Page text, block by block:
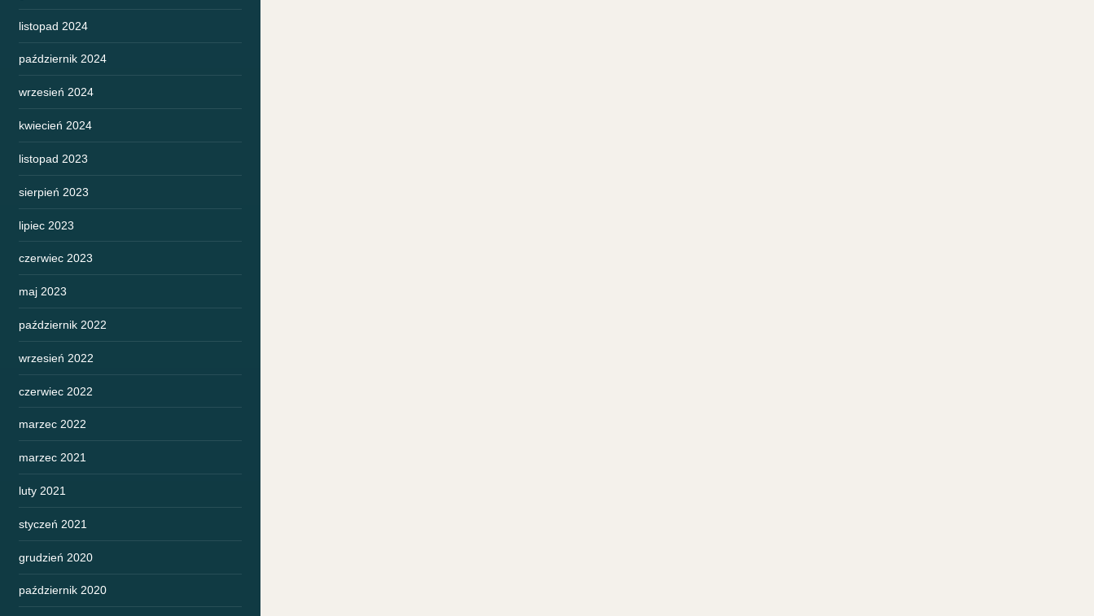
listopad 2024
październik 2024
wrzesień 2024
kwiecień 2024
listopad 2023
sierpień 2023
lipiec 2023
czerwiec 2023
maj 2023
październik 2022
wrzesień 2022
czerwiec 2022
marzec 2022
marzec 2021
luty 2021
styczeń 2021
grudzień 2020
październik 2020